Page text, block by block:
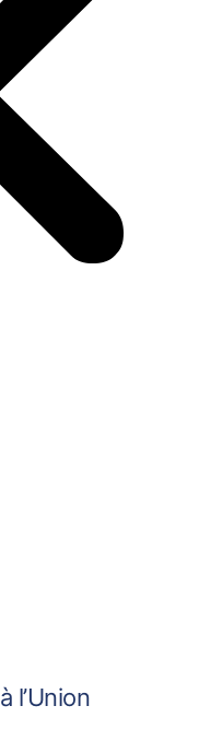
l’Union